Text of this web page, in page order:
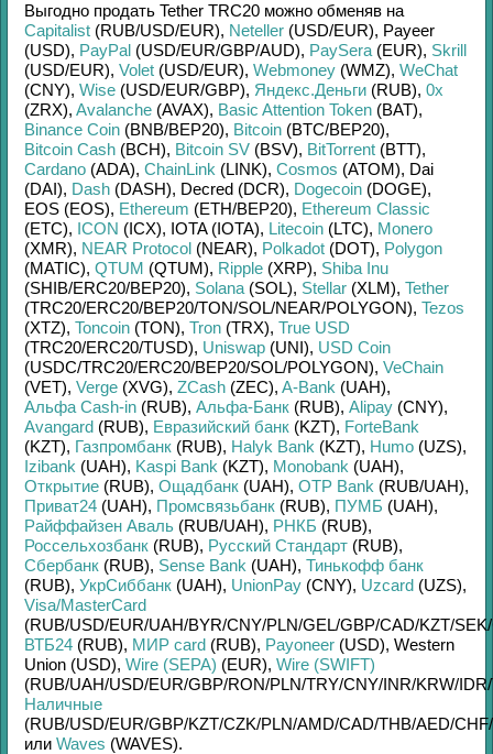
Выгодно продать Tether TRC20 можно обменяв на
Capitalist (RUB/USD/EUR), Neteller (USD/EUR), Payeer
(USD), PayPal (USD/EUR/GBP/AUD), PaySera (EUR), Skrill
(USD/EUR), Volet (USD/EUR), Webmoney (WMZ), WeChat
(CNY), Wise (USD/EUR/GBP), Яндекс.Деньги (RUB), 0x
(ZRX), Avalanche (AVAX), Basic Attention Token (BAT),
Binance Coin (BNB/BEP20), Bitcoin (BTC/BEP20),
Bitcoin Cash (BCH), Bitcoin SV (BSV), BitTorrent (BTT),
Cardano (ADA), ChainLink (LINK), Cosmos (ATOM), Dai
(DAI), Dash (DASH), Decred (DCR), Dogecoin (DOGE),
EOS (EOS), Ethereum (ETH/BEP20), Ethereum Classic
(ETC), ICON (ICX), IOTA (IOTA), Litecoin (LTC), Monero
(XMR), NEAR Protocol (NEAR), Polkadot (DOT), Polygon
(MATIC), QTUM (QTUM), Ripple (XRP), Shiba Inu
(SHIB/ERC20/BEP20), Solana (SOL), Stellar (XLM), Tether
(TRC20/ERC20/BEP20/TON/SOL/NEAR/POLYGON), Tezos
(XTZ), Toncoin (TON), Tron (TRX), True USD
(TRC20/ERC20/TUSD), Uniswap (UNI), USD Coin
(USDC/TRC20/ERC20/BEP20/SOL/POLYGON), VeChain
(VET), Verge (XVG), ZCash (ZEC), A-Bank (UAH),
Альфа Cash-in (RUB), Альфа-Банк (RUB), Alipay (CNY),
Avangard (RUB), Евразийский банк (KZT), ForteBank
(KZT), Газпромбанк (RUB), Halyk Bank (KZT), Humo (UZS),
Izibank (UAH), Kaspi Bank (KZT), Monobank (UAH),
Открытие (RUB), Ощадбанк (UAH), OTP Bank (RUB/UAH),
Приват24 (UAH), Промсвязьбанк (RUB), ПУМБ (UAH),
Райффайзен Аваль (RUB/UAH), РНКБ (RUB),
Россельхозбанк (RUB), Русский Стандарт (RUB),
Сбербанк (RUB), Sense Bank (UAH), Тинькофф банк
(RUB), УкрСиббанк (UAH), UnionPay (CNY), Uzcard (UZS),
Visa/MasterCard
(RUB/USD/EUR/UAH/BYR/CNY/PLN/GEL/GBP/CAD/KZT/SEK/
ВТБ24 (RUB), МИР card (RUB), Payoneer (USD), Western
Union (USD), Wire (SEPA) (EUR), Wire (SWIFT)
(RUB/UAH/USD/EUR/GBP/RON/PLN/TRY/CNY/INR/KRW/IDR/
Наличные
(RUB/USD/EUR/GBP/KZT/CZK/PLN/AMD/CAD/THB/AED/CHF/
или Waves (WAVES).